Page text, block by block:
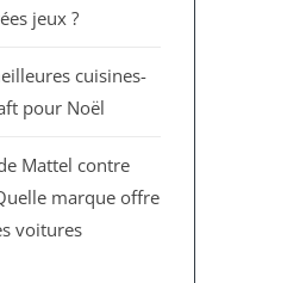
jeux ?
cuisines-
pour Noël
Mattel contre
marque offre
voitures